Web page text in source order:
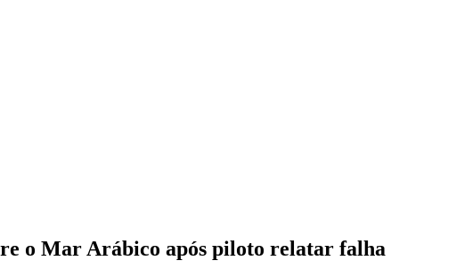
o Mar Arábico após piloto relatar falha